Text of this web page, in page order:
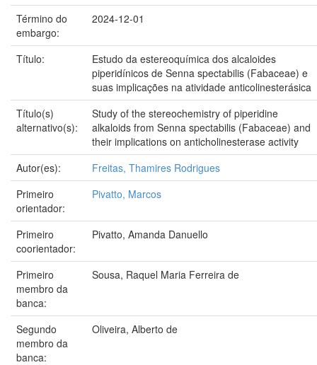
Término do
embargo:
2024-12-01
Título:
Estudo da estereoquímica dos alcaloides
piperidínicos de Senna spectabilis (Fabaceae) e
suas implicações na atividade anticolinesterásica
Título(s)
alternativo(s):
Study of the stereochemistry of piperidine
alkaloids from Senna spectabilis (Fabaceae) and
their implications on anticholinesterase activity
Autor(es):
Freitas, Thamires Rodrigues
Primeiro
orientador:
Pivatto, Marcos
Primeiro
coorientador:
Pivatto, Amanda Danuello
Primeiro
membro da
banca:
Sousa, Raquel Maria Ferreira de
Segundo
membro da
banca:
Oliveira, Alberto de